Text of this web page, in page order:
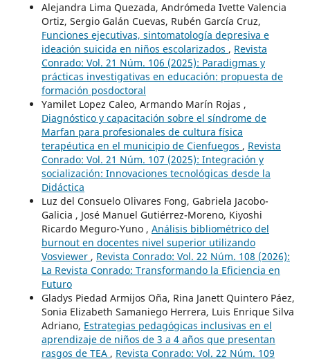
Alejandra Lima Quezada, Andrómeda Ivette Valencia
Ortiz, Sergio Galán Cuevas, Rubén García Cruz,
Funciones ejecutivas, sintomatología depresiva e
ideación suicida en niños escolarizados , Revista
Conrado: Vol. 21 Núm. 106 (2025): Paradigmas y
prácticas investigativas en educación: propuesta de
formación posdoctoral
Yamilet Lopez Caleo, Armando Marín Rojas ,
Diagnóstico y capacitación sobre el síndrome de
Marfan para profesionales de cultura física
terapéutica en el municipio de Cienfuegos , Revista
Conrado: Vol. 21 Núm. 107 (2025): Integración y
socialización: Innovaciones tecnológicas desde la
Didáctica
Luz del Consuelo Olivares Fong, Gabriela Jacobo-
Galicia , José Manuel Gutiérrez-Moreno, Kiyoshi
Ricardo Meguro-Yuno , Análisis bibliométrico del
burnout en docentes nivel superior utilizando
Vosviewer , Revista Conrado: Vol. 22 Núm. 108 (2026):
La Revista Conrado: Transformando la Eficiencia en
Futuro
Gladys Piedad Armijos Oña, Rina Janett Quintero Páez,
Sonia Elizabeth Samaniego Herrera, Luis Enrique Silva
Adriano, Estrategias pedagógicas inclusivas en el
aprendizaje de niños de 3 a 4 años que presentan
rasgos de TEA , Revista Conrado: Vol. 22 Núm. 109